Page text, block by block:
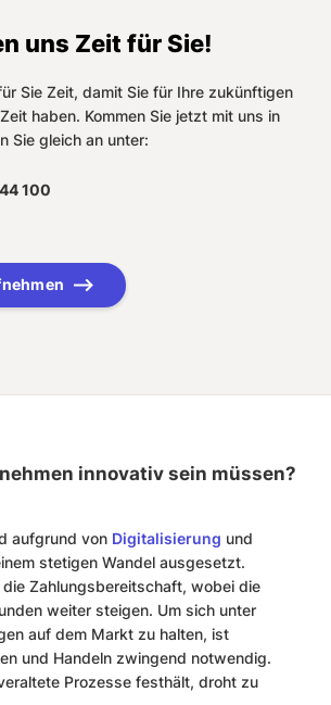
uns Zeit für Sie!
Sie Zeit, damit Sie für Ihre zukünftigen
haben. Kommen Sie jetzt mit uns in
Sie gleich an unter:
100
innovativ sein müssen?
aufgrund von Digitalisierung und
stetigen Wandel ausgesetzt.
Zahlungsbereitschaft, wobei die
weiter steigen. Um sich unter
auf dem Markt zu halten, ist
und Handeln zwingend notwendig.
Prozesse festhält, droht zu